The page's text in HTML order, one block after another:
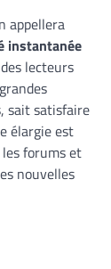
appellera
instantanée
lecteurs
sait satisfaire
élargie est
forums et
nouvelles